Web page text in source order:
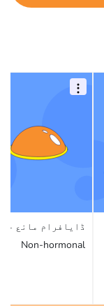
ڈایافرام مانع
Non-hormonal